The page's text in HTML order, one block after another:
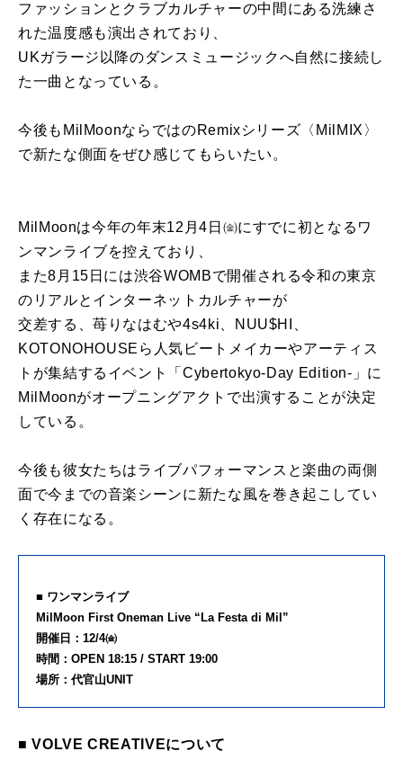
ファッションとクラブカルチャーの中間にある洗練さ
れた温度感も演出されており、
UKガラージ以降のダンスミュージックへ自然に接続し
た一曲となっている。
今後もMilMoonならではのRemixシリーズ〈MilMIX〉
で新たな側面をぜひ感じてもらいたい。
MilMoonは今年の年末12月4日㈮にすでに初となるワ
ンマンライブを控えており、
また8月15日には渋谷WOMBで開催される令和の東京
のリアルとインターネットカルチャーが
交差する、苺りなはむや4s4ki、NUU$HI、
KOTONOHOUSEら人気ビートメイカーやアーティス
トが集結するイベント「Cybertokyo-Day Edition-」に
MilMoonがオープニングアクトで出演することが決定
している。
今後も彼女たちはライブパフォーマンスと楽曲の両側
面で今までの音楽シーンに新たな風を巻き起こしてい
く存在になる。
■ ワンマンライブ
MilMoon First Oneman Live “La Festa di Mil”
開催日：12/4㈮
時間：OPEN 18:15 / START 19:00
場所：代官山UNIT
■ VOLVE CREATIVEについて